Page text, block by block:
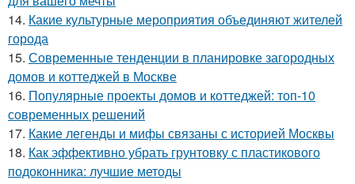
14. Какие культурные мероприятия объединяют жителей
города
15. Современные тенденции в планировке загородных
домов и коттеджей в Москве
16. Популярные проекты домов и коттеджей: топ-10
современных решений
17. Какие легенды и мифы связаны с историей Москвы
18. Как эффективно убрать грунтовку с пластикового
подоконника: лучшие методы